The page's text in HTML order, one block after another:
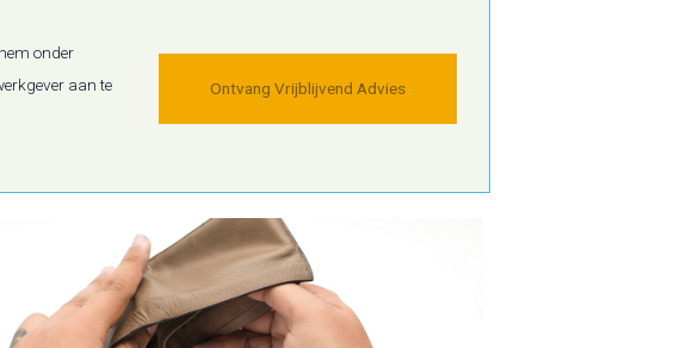
onder
aan te
Ontvang Vrijblijvend Advies